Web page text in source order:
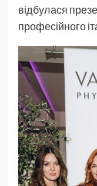
відбулася
професійного